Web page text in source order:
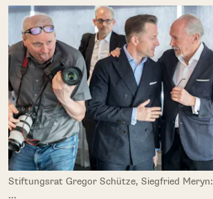
Stiftungsrat Gregor Schütze, Siegfried
...